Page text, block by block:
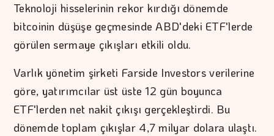
Teknoloji hisselerinin rekor kırdığı dönemde
bitcoinin düşüşe geçmesinde ABD'deki ETF'lerde
görülen sermaye çıkışları etkili oldu.
Varlık yönetim şirketi Farside Investors verilerine
göre, yatırımcılar üst üste 12 gün boyunca
ETF'lerden net nakit çıkışı gerçekleştirdi. Bu
dönemde toplam çıkışlar 4,7 milyar dolara ulaştı.